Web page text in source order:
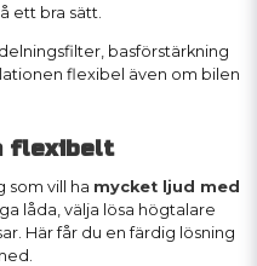
ett bra sätt.
basförstärkning
flexibel även om bilen
flexibelt
som vill ha mycket ljud med
låda, välja lösa högtalare
Här får du en färdig lösning